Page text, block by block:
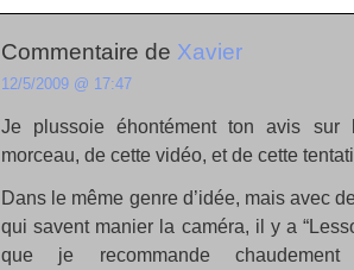
Commentaire de Xavier
12/5/2009 @ 17:47
Je plussoie éhontément ton avis
morceau, de cette vidéo, et de cette
Dans le même genre d’idée, mais avec
qui savent manier la caméra, il y a
que je recommande